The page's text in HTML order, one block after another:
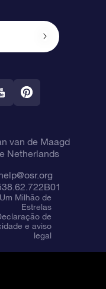
van de Maagd
Netherlands
Um Milhão de
Estrelas
de
e aviso
legal